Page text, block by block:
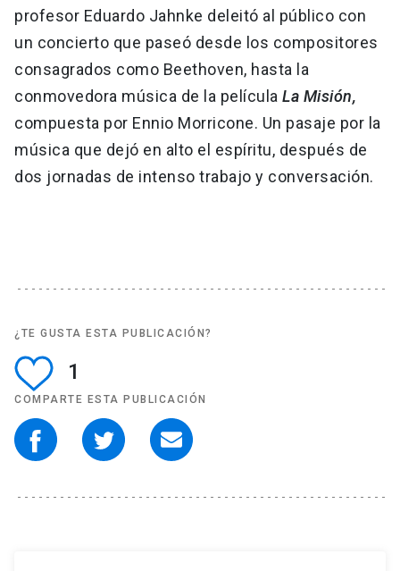
profesor Eduardo Jahnke deleitó al público con
un concierto que paseó desde los compositores
consagrados como Beethoven, hasta la
conmovedora música de la película La Misión,
compuesta por Ennio Morricone. Un pasaje por la
música que dejó en alto el espíritu, después de
dos jornadas de intenso trabajo y conversación.
¿TE GUSTA ESTA PUBLICACIÓN?
1
COMPARTE ESTA PUBLICACIÓN